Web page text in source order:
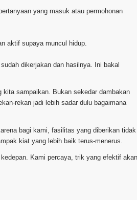
yang masuk atau permohonan
aktif supaya muncul hidup.
dikerjakan dan hasilnya. Ini bakal
kita sampaikan. Bukan sekedar dambakan
rekan jadi lebih sadar dulu bagaimana
bagi kami, fasilitas yang diberikan tidak
kiat yang lebih baik terus-menerus.
Kami percaya, trik yang efektif akan